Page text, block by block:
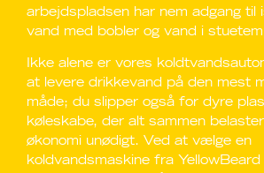
arbejdspladsen har nem adgang til
vand med bobler og vand i
Ikke alene er vores
at levere drikkevand på den mest
måde; du slipper også for dyre
køleskabe, der alt sammen
økonomi unødigt. Ved at vælge en
koldvandsmaskine fra YellowBeard